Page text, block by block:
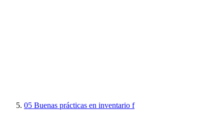
05 Buenas prácticas en inventario f